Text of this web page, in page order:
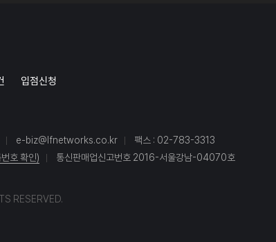
입점신청
e-biz@lfnetworks.co.kr
팩스 : 02-783-3313
호 확인)
통신판매업신고번호 2016-서울강남-04070호
RESERVED.